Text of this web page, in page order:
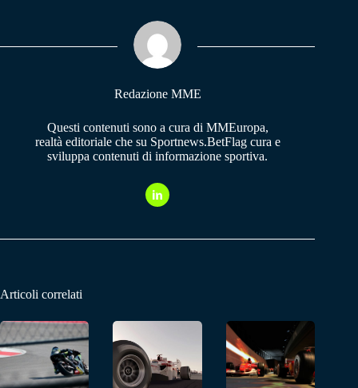
pp m
Redazione MME
Questi contenuti sono a cura di MMEuropa,
realtà editoriale che su Sportnews.BetFlag cura e
sviluppa contenuti di informazione sportiva.
Articoli correlati